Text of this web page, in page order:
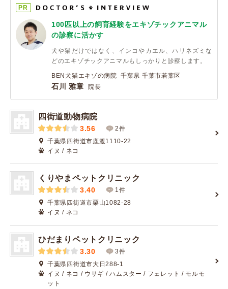
PR
100匹以上の飼育経験をエキゾチックアニマル
の診察に活かす
犬や猫だけではなく、インコやカエル、ハリネズミな
どのエキゾチックアニマルもしっかりと診察します。
BEN犬猫エキゾの病院 千葉県 千葉市若葉区
石川 雅章 院長
四街道動物病院
3.56
2件
千葉県四街道市鹿渡1110-22
イヌ / ネコ
くりやまペットクリニック
3.40
1件
千葉県四街道市栗山1082-28
イヌ / ネコ
ひだまりペットクリニック
3.30
3件
千葉県四街道市大日288-1
イヌ / ネコ / ウサギ / ハムスター / フェレット / モルモ
ット